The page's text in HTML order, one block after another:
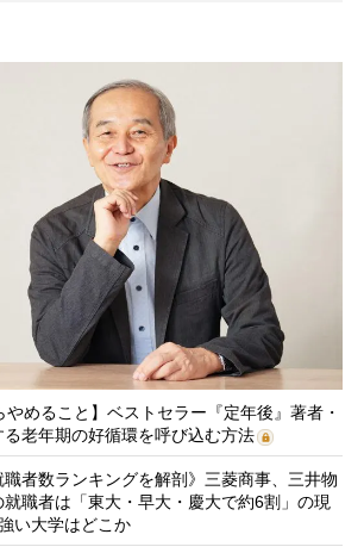
やめること】ベストセラー『定年後』著者・
老年期の好循環を呼び込む方法
職者数ランキングを解剖》三菱商事、三井物
職者は「東大・早大・慶大で約6割」の現
い大学はどこか